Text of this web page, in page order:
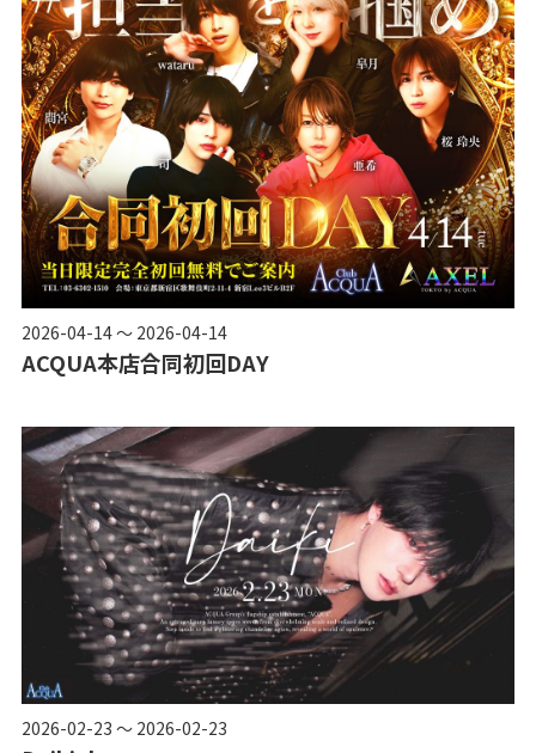
2026-04-14 ～ 2026-04-14
ACQUA本店合同初回DAY
2026-02-23 ～ 2026-02-23